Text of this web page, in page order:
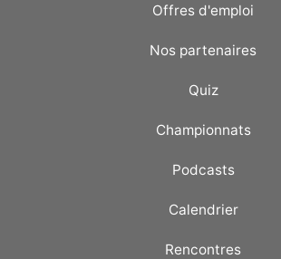
Offres d'emploi
Nos partenaires
Quiz
Championnats
Podcasts
Calendrier
Rencontres